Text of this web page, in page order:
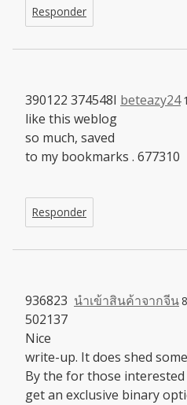
Responder
beteazy24
390122 374548I
like this weblog
so much, saved
to my bookmarks . 677310
Responder
นำเข้าสินค้าจากจีน
936823
502137
Nice
write-up. It does shed
By the for those
get an exclusive binary